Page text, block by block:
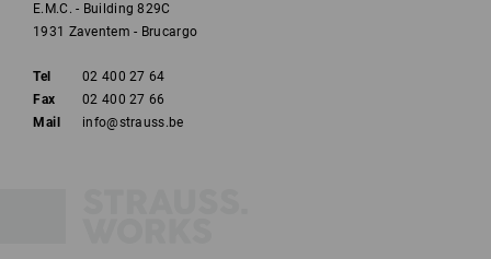
E.M.C. - Building 829C
1931 Zaventem - Brucargo
Tel
02 400 27 64
Fax
02 400 27 66
Mail
info@strauss.be